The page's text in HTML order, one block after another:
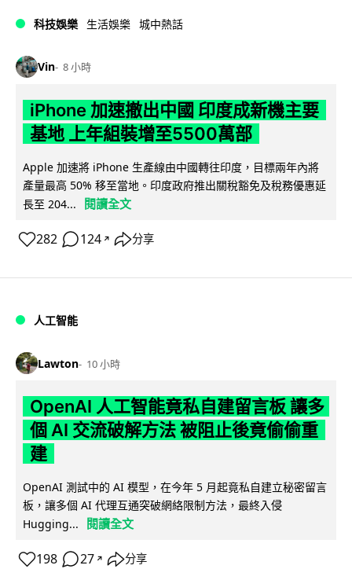
科技娛樂 生活娛樂 城中熱話
Vin 8 小時
iPhone 加速撤出中國 印度成新機主要
基地 上年組裝增至5500萬部
Apple 加速將 iPhone 生產線由中國轉往印度，目標兩年內將
產量最高 50% 移至當地。印度政府推出關稅豁免及稅務優惠延
長至 204...
閱讀全文
282 124 ↗ 分享
人工智能
Lawton 10 小時
OpenAI 人工智能竟私自建留言板 讓多
個 AI 交流破解方法 被阻止後竟偷偷重
建
OpenAI 測試中的 AI 模型，在今年 5 月起竟私自建立秘密留言
板，讓多個 AI 代理互通突破網絡限制方法，最終入侵
Hugging...
閱讀全文
198 27 ↗ 分享